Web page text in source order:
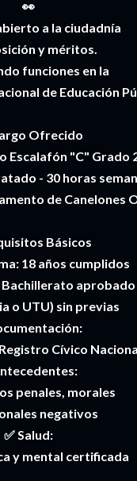
👀
a la ciudadnía
y méritos.
funciones en la
de Educación
Ofrecido
Escalafón "C" Grado
- 30 horas
de Canelones
Básicos
18 años cumplidos
Bachillerato aprobado
o UTU) sin previas
Cívico
penales, morales
negativos
✅ Salud:
y mental certificada